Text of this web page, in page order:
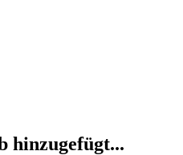
hinzugefügt...